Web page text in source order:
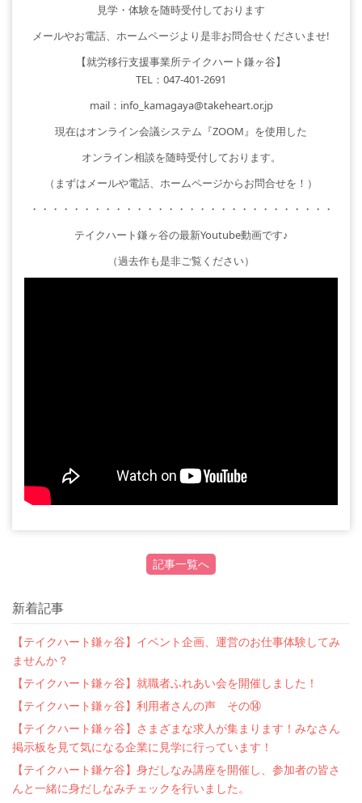
見学・体験を随時受付しております
メールやお電話、ホームページより是非お問合せくださいませ!
【就労移行支援事業所テイクハート鎌ヶ谷】
TEL：047-401-2691
mail：info_kamagaya@takeheart.or.jp
現在はオンライン会議システム『ZOOM』を使用した
オンライン相談を随時受付しております。
（まずはメールや電話、ホームページからお問合せを！）
・・・・・・・・・・・・・・・・・・・・・・・・・・・・・
テイクハート鎌ヶ谷の最新Youtube動画です♪
（過去作も是非ご覧ください）
記事一覧へ
新着記事
【テイクハート鎌ヶ谷】イベント企画、運営のお仕事体験してみ
ませんか？
【テイクハート鎌ヶ谷】就職者ふれあい会を開催しました！
【テイクハート鎌ヶ谷】利用者さんの声 その⑭
【テイクハート鎌ヶ谷】さまざまな求人が集まります！みなさん
掲示板を見て気になる企業に見学に行っています！
【テイクハート鎌ケ谷】身だしなみ講座を開催し、参加者の皆さ
んと一緒に身だしなみチェックを行いました。